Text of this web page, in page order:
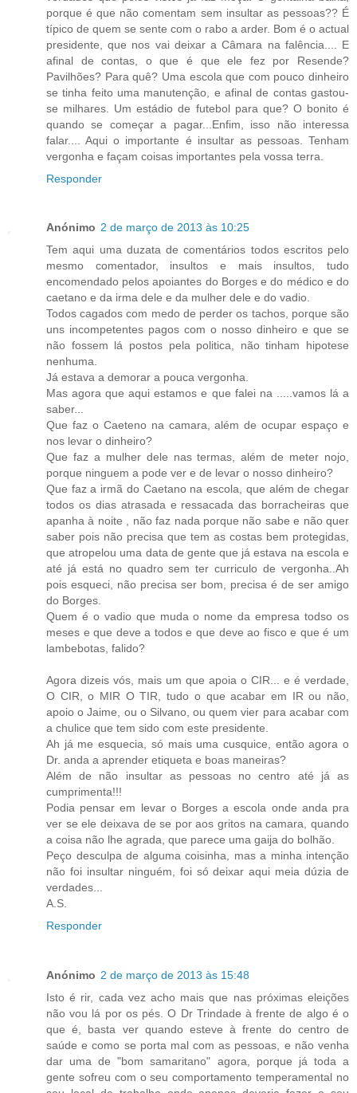
porque é que não comentam sem insultar as pessoas?? É
típico de quem se sente com o rabo a arder. Bom é o actual
presidente, que nos vai deixar a Câmara na falência.... E
afinal de contas, o que é que ele fez por Resende?
Pavilhões? Para quê? Uma escola que com pouco dinheiro
se tinha feito uma manutenção, e afinal de contas gastou-
se milhares. Um estádio de futebol para que? O bonito é
quando se começar a pagar...Enfim, isso não interessa
falar.... Aqui o importante é insultar as pessoas. Tenham
vergonha e façam coisas importantes pela vossa terra.
Responder
Anónimo 2 de março de 2013 às 10:25
Tem aqui uma duzata de comentários todos escritos pelo
mesmo comentador, insultos e mais insultos, tudo
encomendado pelos apoiantes do Borges e do médico e do
caetano e da irma dele e da mulher dele e do vadio.
Todos cagados com medo de perder os tachos, porque são
uns incompetentes pagos com o nosso dinheiro e que se
não fossem lá postos pela politica, não tinham hipotese
nenhuma.
Já estava a demorar a pouca vergonha.
Mas agora que aqui estamos e que falei na .....vamos lá a
saber...
Que faz o Caeteno na camara, além de ocupar espaço e
nos levar o dinheiro?
Que faz a mulher dele nas termas, além de meter nojo,
porque ninguem a pode ver e de levar o nosso dinheiro?
Que faz a irmã do Caetano na escola, que além de chegar
todos os dias atrasada e ressacada das borracheiras que
apanha à noite , não faz nada porque não sabe e não quer
saber pois não precisa que tem as costas bem protegidas,
que atropelou uma data de gente que já estava na escola e
até já está no quadro sem ter curriculo de vergonha..Ah
pois esqueci, não precisa ser bom, precisa é de ser amigo
do Borges.
Quem é o vadio que muda o nome da empresa todso os
meses e que deve a todos e que deve ao fisco e que é um
lambebotas, falido?
Agora dizeis vós, mais um que apoia o CIR... e é verdade,
O CIR, o MIR O TIR, tudo o que acabar em IR ou não,
apoio o Jaime, ou o Silvano, ou quem vier para acabar com
a chulice que tem sido com este presidente.
Ah já me esquecia, só mais uma cusquice, então agora o
Dr. anda a aprender etiqueta e boas maneiras?
Além de não insultar as pessoas no centro até já as
cumprimenta!!!
Podia pensar em levar o Borges a escola onde anda pra
ver se ele deixava de se por aos gritos na camara, quando
a coisa não lhe agrada, que parece uma gaija do bolhão.
Peço desculpa de alguma coisinha, mas a minha intenção
não foi insultar ninguém, foi só deixar aqui meia dúzia de
verdades...
A.S.
Responder
Anónimo 2 de março de 2013 às 15:48
Isto é rir, cada vez acho mais que nas próximas eleições
não vou lá por os pés. O Dr Trindade à frente de algo é o
que é, basta ver quando esteve à frente do centro de
saúde e como se porta mal com as pessoas, e não venha
dar uma de "bom samaritano" agora, porque já toda a
gente sofreu com o seu comportamento temperamental no